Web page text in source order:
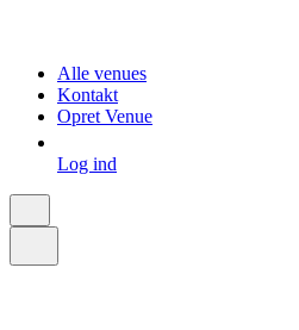
Alle venues
Kontakt
Opret Venue
Log ind